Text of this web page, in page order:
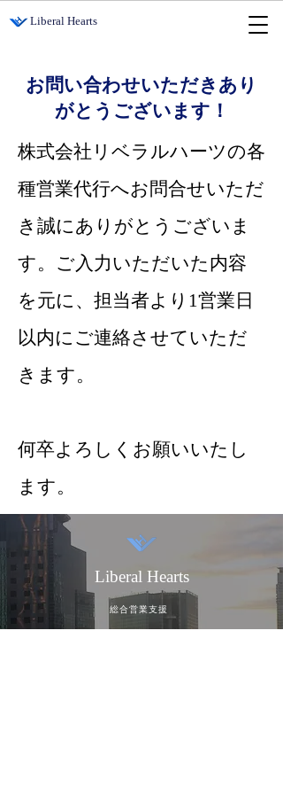
​Liberal Hearts
お問い合わせいただきあり
がとうございます！
株式会社リベラルハーツの各
種営業代行へお問合せいただ
き誠にありがとうございま
す。ご入力いただいた内容
を元に、担当者より1営業日
以内にご連絡させていただ
きます。
​何卒よろしくお願いいたし
ます。
Liberal Hearts
総合営業支援